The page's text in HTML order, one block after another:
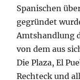
Spanischen
gegründet
Amtshandlung
von dem aus
Die Plaza, El
Rechteck und